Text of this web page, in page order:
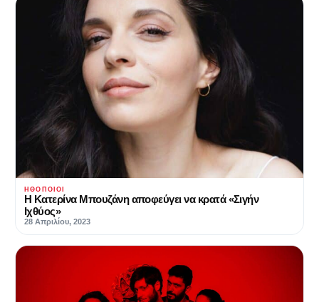
ΗΘΟΠΟΙΟΊ
Η Κατερίνα Μπουζάνη αποφεύγει να κρατά «Σιγήν
Ιχθύος»
28 Απριλίου, 2023